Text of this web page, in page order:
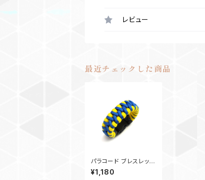
レビュー
最近チェックした商品
パラコード ブレスレッ
ト Fallout_フォールア
ウト
¥1,180